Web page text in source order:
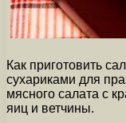
Как приготовить
сухариками для
мясного салата с
яиц и ветчины.